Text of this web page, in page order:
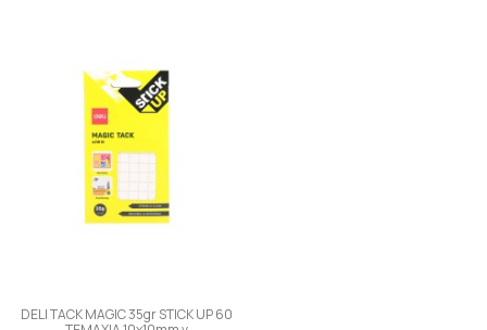
DELI TACK MAGIC 35gr STICK UP 60